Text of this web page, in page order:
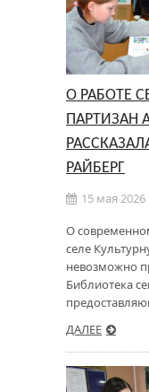
О РАБОТЕ
ПАРТИЗАН
РАЙБЕРГ
15 мая 2026
О
селе
невозможно
Библиотека
ДАЛЕЕ